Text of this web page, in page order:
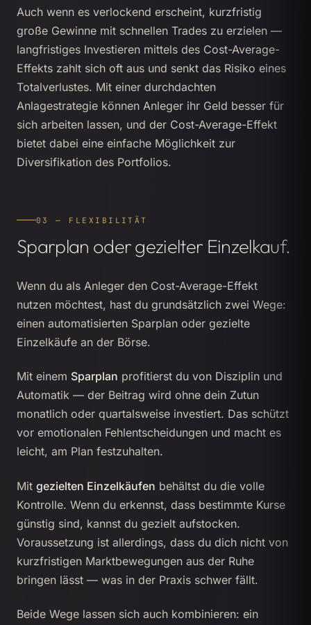
Auch wenn es verlockend erscheint, kurzfristig
große Gewinne mit schnellen Trades zu erzielen —
langfristiges Investieren mittels des Cost-Average-
Effekts zahlt sich oft aus und senkt das Risiko eines
Totalverlustes. Mit einer durchdachten
Anlagestrategie können Anleger ihr Geld besser für
sich arbeiten lassen, und der Cost-Average-Effekt
bietet dabei eine einfache Möglichkeit zur
Diversifikation des Portfolios.
03 — FLEXIBILITÄT
Sparplan oder gezielter Einzelkauf.
Wenn du als Anleger den Cost-Average-Effekt
nutzen möchtest, hast du grundsätzlich zwei Wege:
einen automatisierten Sparplan oder gezielte
Einzelkäufe an der Börse.
Mit einem Sparplan profitierst du von Disziplin und
Automatik — der Beitrag wird ohne dein Zutun
monatlich oder quartalsweise investiert. Das schützt
vor emotionalen Fehlentscheidungen und macht es
leicht, am Plan festzuhalten.
Mit gezielten Einzelkäufen behältst du die volle
Kontrolle. Wenn du erkennst, dass bestimmte Kurse
günstig sind, kannst du gezielt aufstocken.
Voraussetzung ist allerdings, dass du dich nicht von
kurzfristigen Marktbewegungen aus der Ruhe
bringen lässt — was in der Praxis schwer fällt.
Beide Wege lassen sich auch kombinieren: ein